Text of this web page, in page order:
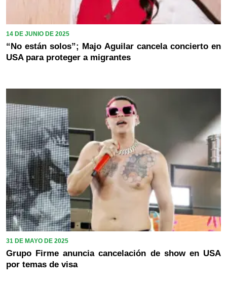
14 DE JUNIO DE 2025
“No están solos”; Majo Aguilar cancela concierto en
USA para proteger a migrantes
31 DE MAYO DE 2025
Grupo Firme anuncia cancelación de show en USA
por temas de visa